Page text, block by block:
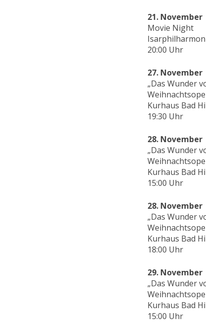
21. November
Movie Night
20:00 Uhr
27. November
„Das Wunder
Kurhaus Bad
19:30 Uhr
28. November
„Das Wunder
Kurhaus Bad
15:00 Uhr
28. November
„Das Wunder
Kurhaus Bad
18:00 Uhr
29. November
„Das Wunder
Kurhaus Bad
15:00 Uhr